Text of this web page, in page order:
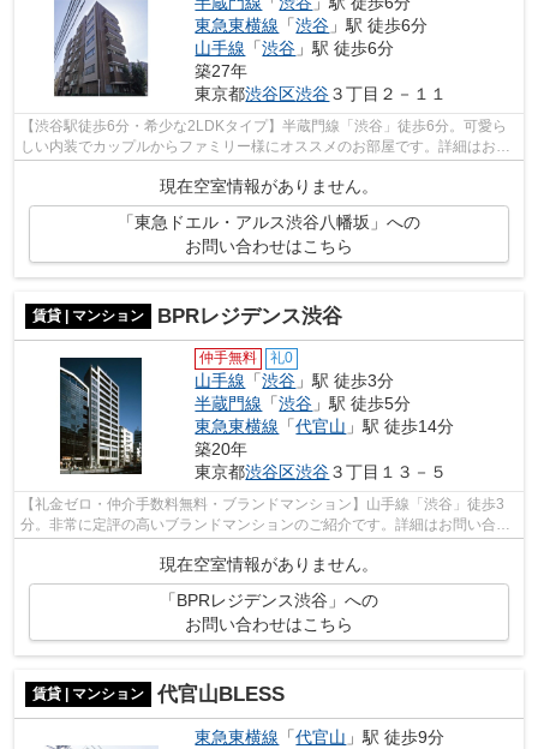
東急東横線 「渋谷 」駅 徒歩6分
山手線 「渋谷 」駅 徒歩6分
築27年
東京都渋谷区渋谷３丁目２－１１
【渋谷駅徒歩6分・希少な2LDKタイプ】半蔵門線「渋谷」徒歩6分。可愛ら
しい内装でカップルからファミリー様にオススメのお部屋です。詳細はお問
現在空室情報がありません。
「東急ドエル・アルス渋谷八幡坂」への
お問い合わせはこちら
賃貸 | マンション BPRレジデンス渋谷
仲手無料 礼0
山手線 「渋谷 」駅 徒歩3分
半蔵門線 「渋谷 」駅 徒歩5分
東急東横線 「代官山 」駅 徒歩14分
築20年
東京都渋谷区渋谷３丁目１３－５
【礼金ゼロ・仲介手数料無料・ブランドマンション】山手線「渋谷」徒歩3
分。非常に定評の高いブランドマンションのご紹介です。詳細はお問い合わ
現在空室情報がありません。
「BPRレジデンス渋谷」への
お問い合わせはこちら
賃貸 | マンション 代官山BLESS
東急東横線 「代官山 」駅 徒歩9分